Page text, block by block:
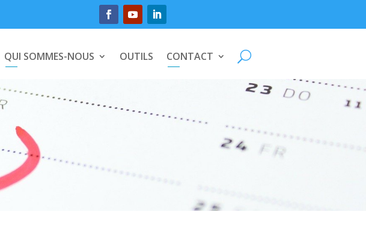
QUI SOMMES-NOUS OUTILS CONTACT